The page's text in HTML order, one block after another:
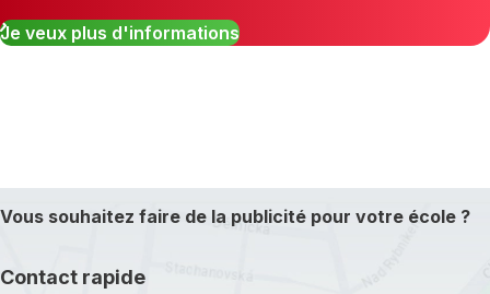
Je veux plus d'informations
Vous souhaitez faire de la publicité pour votre école ?
Contact rapide